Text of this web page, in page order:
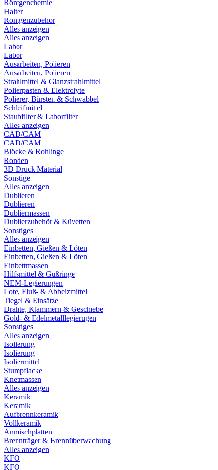
Röntgenchemie
Halter
Röntgenzubehör
Alles anzeigen
Alles anzeigen
Labor
Labor
Ausarbeiten, Polieren
Ausarbeiten, Polieren
Strahlmittel & Glanzstrahlmittel
Polierpasten & Elektrolyte
Polierer, Bürsten & Schwabbel
Schleifmittel
Staubfilter & Laborfilter
Alles anzeigen
CAD/CAM
CAD/CAM
Blöcke & Rohlinge
Ronden
3D Druck Material
Sonstige
Alles anzeigen
Dublieren
Dublieren
Dubliermassen
Dublierzubehör & Küvetten
Sonstiges
Alles anzeigen
Einbetten, Gießen & Löten
Einbetten, Gießen & Löten
Einbettmassen
Hilfsmittel & Gußringe
NEM-Legierungen
Lote, Fluß- & Abbeizmittel
Tiegel & Einsätze
Drähte, Klammern & Geschiebe
Gold- & Edelmetalllegierugen
Sonstiges
Alles anzeigen
Isolierung
Isolierung
Isoliermittel
Stumpflacke
Knetmassen
Alles anzeigen
Keramik
Keramik
Aufbrennkeramik
Vollkeramik
Anmischplatten
Brennträger & Brennüberwachung
Alles anzeigen
KFO
KFO